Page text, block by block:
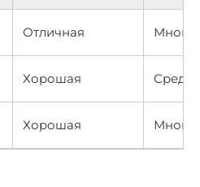
Отличная Много
Хорошая
Хорошая Много